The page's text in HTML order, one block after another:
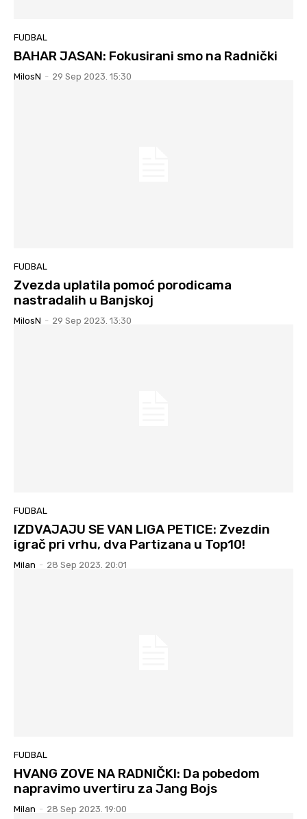
FUDBAL
BAHAR JASAN: Fokusirani smo na Radnički
MilosN - 29 Sep 2023. 15:30
FUDBAL
Zvezda uplatila pomoć porodicama
nastradalih u Banjskoj
MilosN - 29 Sep 2023. 13:30
FUDBAL
IZDVAJAJU SE VAN LIGA PETICE: Zvezdin
igrač pri vrhu, dva Partizana u Top10!
Milan - 28 Sep 2023. 20:01
FUDBAL
HVANG ZOVE NA RADNIČKI: Da pobedom
napravimo uvertiru za Jang Bojs
Milan - 28 Sep 2023. 19:00